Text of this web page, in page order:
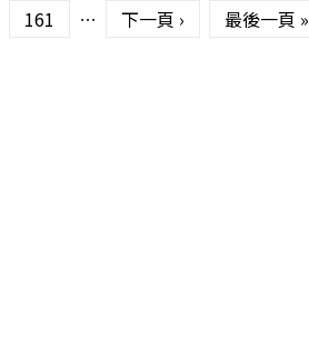
161 … 下一頁 › 最後一頁 »